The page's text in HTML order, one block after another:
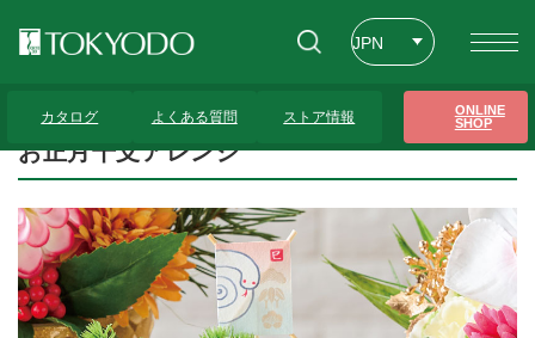
JPN
カタログ よくある質問 ストア情報
ONLINE
SHOP
お正月干支アレンジ
お正月干支アレンジ